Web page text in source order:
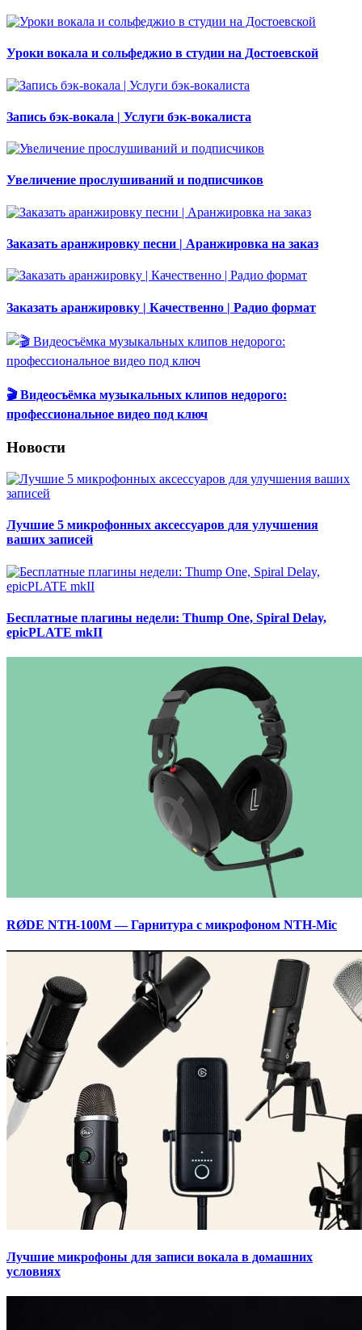
Уроки вокала и сольфеджио в студии на Достоевской
Запись бэк-вокала | Услуги бэк-вокалиста
Увеличение прослушиваний и подписчиков
Заказать аранжировку песни | Аранжировка на заказ
Заказать аранжировку | Качественно | Радио формат
🎬 Видеосъёмка музыкальных клипов недорого:
профессиональное видео под ключ
Новости
Лучшие 5 микрофонных аксессуаров для улучшения
ваших записей
Бесплатные плагины недели: Thump One, Spiral Delay,
epicPLATE mkII
RØDE NTH-100M — Гарнитура с микрофоном NTH-Mic
Лучшие микрофоны для записи вокала в домашних
условиях